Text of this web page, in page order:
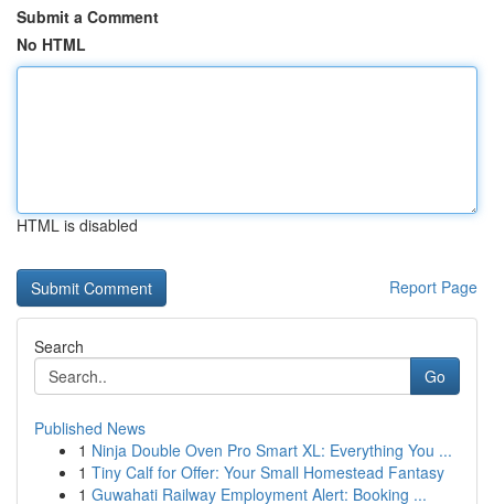
Submit a Comment
No HTML
HTML is disabled
Report Page
Search
Go
Published News
1 Ninja Double Oven Pro Smart XL: Everything You ...
1 Tiny Calf for Offer: Your Small Homestead Fantasy
1 Guwahati Railway Employment Alert: Booking ...